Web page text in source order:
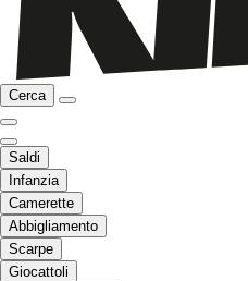
Cerca
Saldi
Infanzia
Camerette
Abbigliamento
Scarpe
Giocattoli